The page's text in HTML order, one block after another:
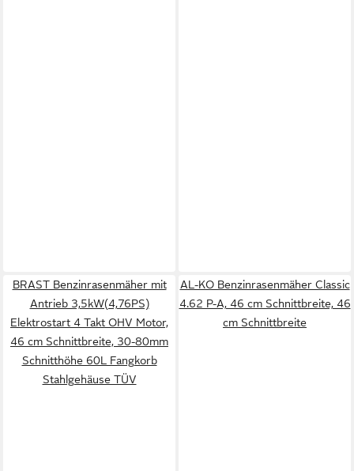
BRAST Benzinrasenmäher mit
Antrieb 3,5kW(4,76PS)
Elektrostart 4 Takt OHV Motor,
46 cm Schnittbreite, 30-80mm
Schnitthöhe 60L Fangkorb
Stahlgehäuse TÜV
AL-KO Benzinrasenmäher Classic
4.62 P-A, 46 cm Schnittbreite, 46
cm Schnittbreite